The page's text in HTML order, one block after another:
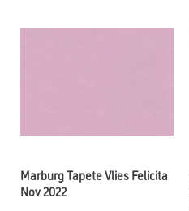
Marburg Tapete Vlies Felicita
Nov 2022